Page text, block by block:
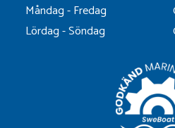
Måndag - Fredag
Lördag - Söndag